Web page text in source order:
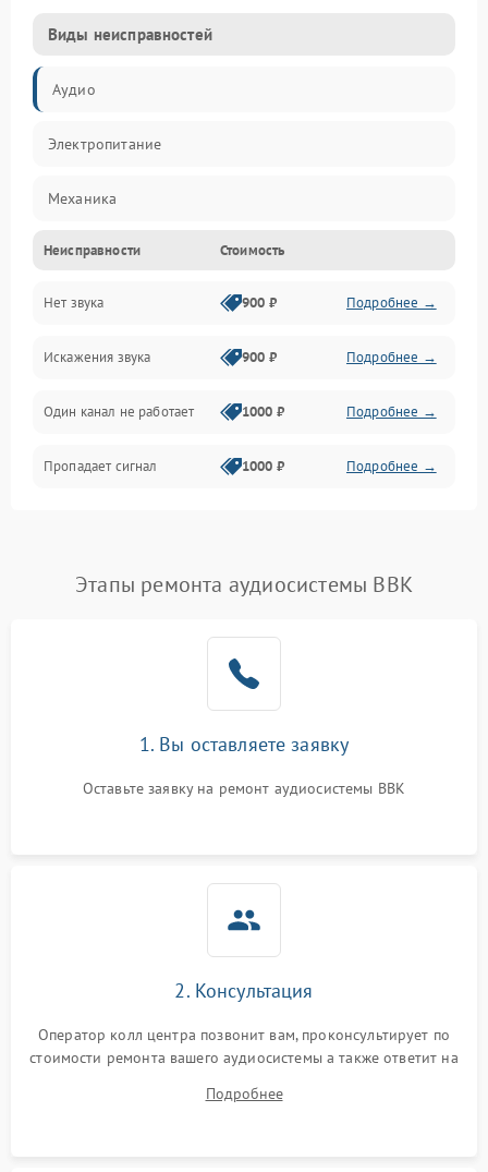
Виды неисправностей
Аудио
Электропитание
Механика
Управление
Корпус/Герметичность
Электронные компоненты
Неисправности Стоимость
Нет звука 900 ₽ Подробнее →
Искажения звука 900 ₽ Подробнее →
Один канал не работает 1000 ₽ Подробнее →
Пропадает сигнал 1000 ₽ Подробнее →
Этапы ремонта аудиосистемы BBK
1. Вы оставляете заявку
Оставьте заявку на ремонт аудиосистемы BBK
2. Консультация
Оператор колл центра позвонит вам, проконсультирует по
стоимости ремонта вашего аудиосистемы а также ответит на
Подробнее